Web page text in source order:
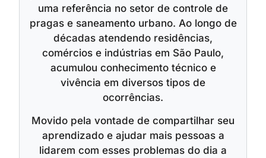
uma referência no setor de controle de
pragas e saneamento urbano. Ao longo de
décadas atendendo residências,
comércios e indústrias em São Paulo,
acumulou conhecimento técnico e
vivência em diversos tipos de
ocorrências.
Movido pela vontade de compartilhar seu
aprendizado e ajudar mais pessoas a
lidarem com esses problemas do dia a